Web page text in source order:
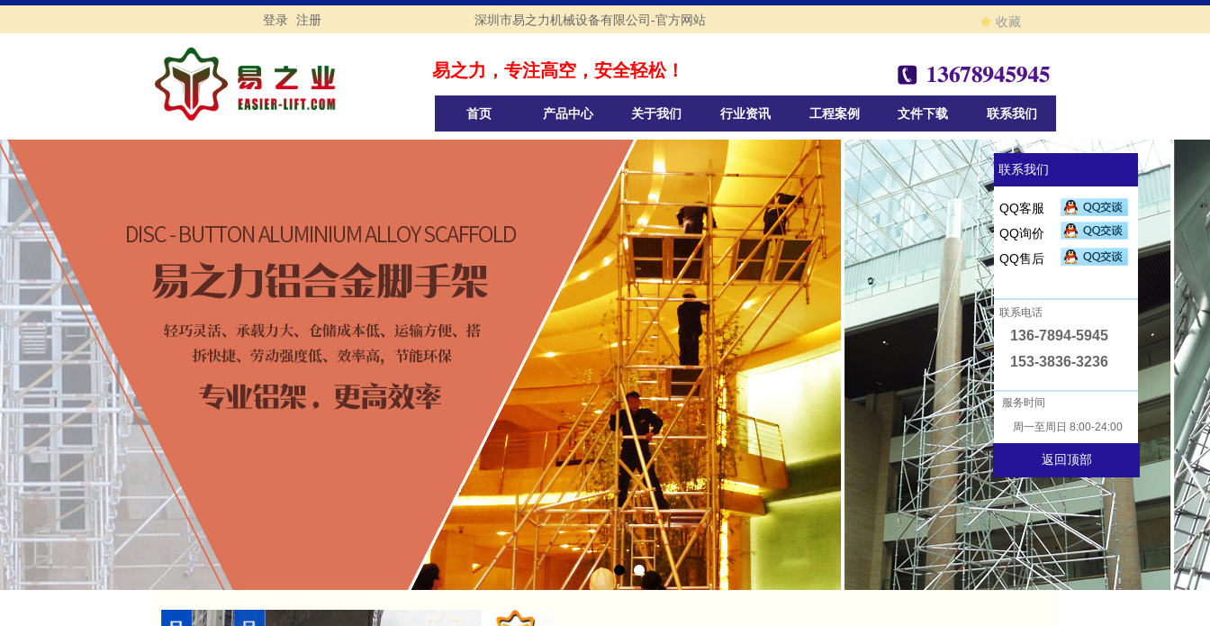
登录 注册 深圳市易之力机械设备有限公司-官方网站 끄 收藏
易之力，专注高空，安全轻松！
首页 产品中心 关于我们 行业资讯 工程案例 文件下载 联系我们
QQ客服
QQ询价
QQ售后
联系电话
136-7894-5945
153-3836-3236
服务时间
周一至周日 8:00-24:00
返回顶部
联系我们